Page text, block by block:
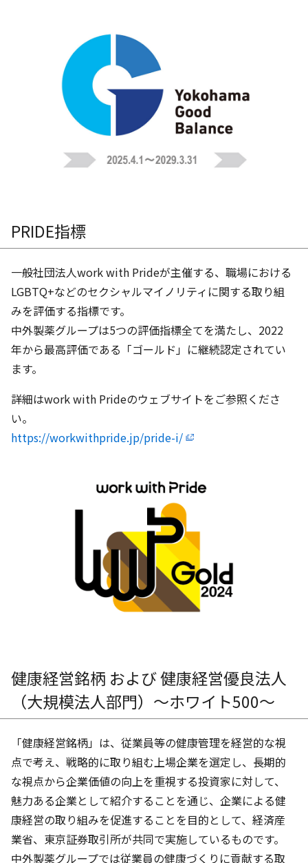
PRIDE指標
一般社団法人work with Prideが主催する、職場における
LGBTQ+などのセクシャルマイノリティに関する取り組
みを評価する指標です。
中外製薬グループは5つの評価指標全てを満たし、2022
年から最高評価である「ゴールド」に継続認定されてい
ます。
詳細はwork with Prideのウェブサイトをご参照くださ
い。
https://workwithpride.jp/pride-i/
健康経営銘柄 および 健康経営優良法人
（大規模法人部門）～ホワイト500～
「健康経営銘柄」は、従業員等の健康管理を経営的な視
点で考え、戦略的に取り組む上場企業を選定し、長期的
な視点から企業価値の向上を重視する投資家に対して、
魅力ある企業として紹介することを通じ、企業による健
康経営の取り組みを促進することを目的として、経済産
業省、東京証券取引所が共同で実施しているものです。
中外製薬グループでは従業員の健康づくりに貢献する取